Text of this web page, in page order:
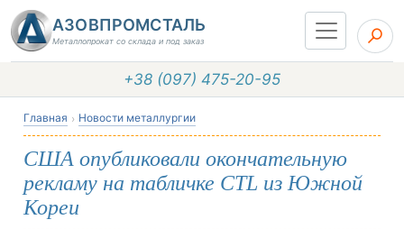
АЗОВПРОМСТАЛЬ
Металлопрокат со склада и под заказ
+38 (097) 475-20-95
Главная Новости металлургии
США опубликовали окончательную
рекламу на табличке CTL из Южной
Кореи